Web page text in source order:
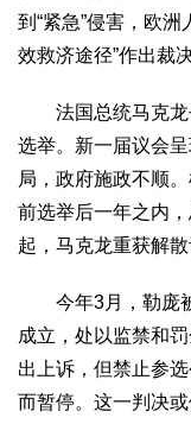
装备制造 智能制造
科教
科技观察 创新前沿
三农
智慧农业 智慧乡村
国防
中国与世界 国际视点
生态
到“紧急”侵害，欧
效救济途径”作出裁决
法国总统马克龙
选举。新一届议会
局，政府施政不顺
前选举后一年之内
起，马克龙重获解散
今年3月，勒庞被
成立，处以监禁和
出上诉，但禁止参
而暂停。这一判决